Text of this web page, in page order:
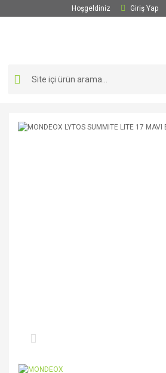
Hoşgeldiniz Giriş Yap